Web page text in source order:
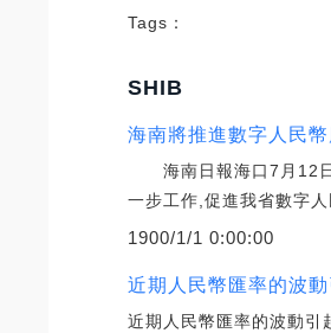
Tags：
SHIB
海南將推進數字人民
海南日報海口7月12日
一步工作,促進我省數字
1900/1/1 0:00:00
近期人民幣匯率的波動
近期人民幣匯率的波動引